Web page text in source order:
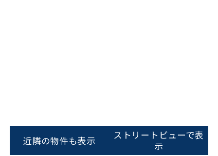
をお伝えいただくと
スムーズにご案内できます
近隣の物件も表示
ストリートビューで表
示